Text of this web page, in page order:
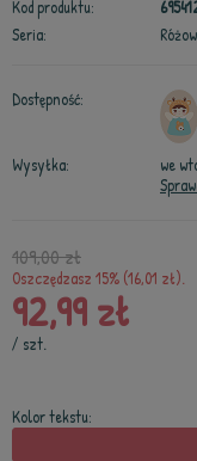
Kod produktu:
Seria:
Dostępność:
Wysyłka:
we
109,00 zł
Oszczędzasz 15% (16,01 zł).
92,99 zł
/ szt.
Kolor tekstu: